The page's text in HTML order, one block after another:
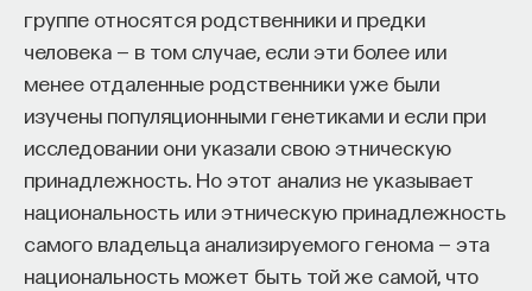
группе относятся родственники и предки
человека — в том случае, если эти более или
менее отдаленные родственники уже были
изучены популяционными генетиками и если при
исследовании они указали свою этническую
принадлежность. Но этот анализ не указывает
национальность или этническую принадлежность
самого владельца анализируемого генома — эта
национальность может быть той же самой, что